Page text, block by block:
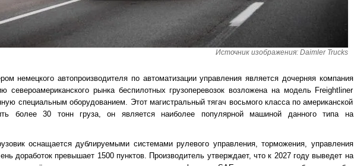
Источник изображения: Daimler Trucks
немецкого автопроизводителя по автоматизации управления является дочерняя компания
североамериканского рынка беспилотных грузоперевозок возложена на модель Freightliner
специальным оборудованием. Этот магистральный тягач восьмого класса по американской
более 30 тонн груза, он является наиболее популярной машиной данного типа на
оснащается дублируемыми системами рулевого управления, торможения, управления
доработок превышает 1500 пунктов. Производитель утверждает, что к 2027 году выведет на